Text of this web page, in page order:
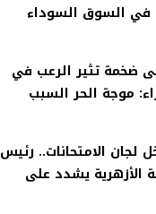
في السوق السوداء
ضخمة تثير الرعب في
موجة الحر السبب
لجان الامتحانات.. رئيس
الأزهرية يشدد على